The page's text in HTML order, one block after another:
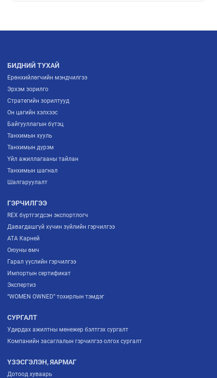
БИДНИЙ ТУХАЙ
Ерөнхийлөгчийн мэндчилгээ
Эрхэм зорилго
Стратегийн зорилтууд
Он цагийн хэлхээс
Байгууллагын бүтэц
Танхимын хууль
Танхимын дүрэм
Үйл ажиллагааны тайлан
Танхимын шагнал
Шалгаруулалт
ГЭРЧИЛГЭЭ
REX бүртгэгдсэн экспортлогч
Давагдашгүй хүчин зүйлийн гэрчилгээ
ATA Карней
Оюуны өмч
Гарал үүслийн гэрчилгээ
Импортын сертификат
Экспертиз
“WOMEN OWNED” тохирлын тэмдэг
СУРГАЛТ
Удирдах ажилтны менежер бэлтгэх сургалт
Компанийн засаглалын гэрчилгээ олгох сургалт
ҮЗЭСГЭЛЭН, ЯАРМАГ
Дотоод хуваарь